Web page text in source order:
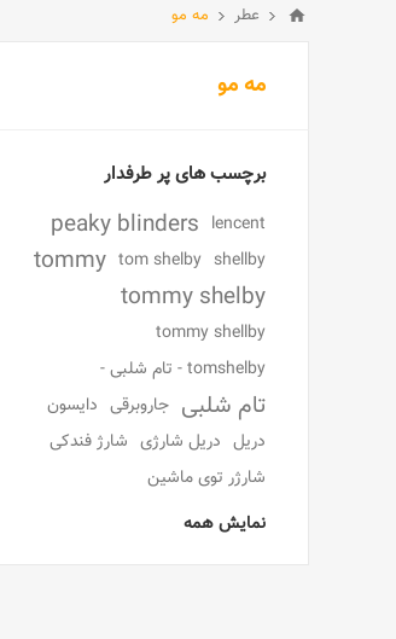
عطر مه مو
مه مو
برچسب های پر طرفدار
lencent
peaky blinders
shellby
tom shelby
tommy
tommy shelby
tommy shellby
tomshelby - تام شلبی -
تام شلبی جاروبرقی دایسون
دریل دریل شارژی شارژ فندکی
شارژر توی ماشین
نمایش همه